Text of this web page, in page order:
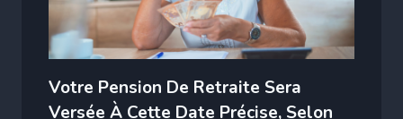
Votre Pension De Retraite Sera
Versée À Cette Date Précise, Selon